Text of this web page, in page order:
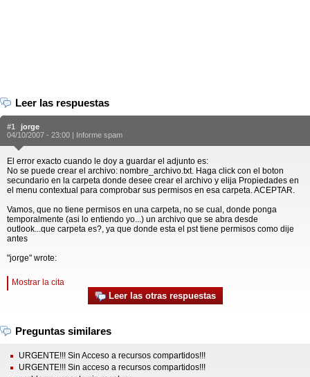
Leer las respuestas
#1
jorge
04/10/2007 - 23:00 | Informe spam
El error exacto cuando le doy a guardar el adjunto es:
No se puede crear el archivo: nombre_archivo.txt. Haga click con el boton
secundario en la carpeta donde desee crear el archivo y elija Propiedades en
el menu contextual para comprobar sus permisos en esa carpeta. ACEPTAR.
Vamos, que no tiene permisos en una carpeta, no se cual, donde ponga
temporalmente (asi lo entiendo yo...) un archivo que se abra desde
outlook...que carpeta es?, ya que donde esta el pst tiene permisos como dije
antes
"jorge" wrote:
Mostrar la cita
Leer las otras respuestas
Preguntas similares
URGENTE!!! Sin Acceso a recursos compartidos!!!
URGENTE!!! Sin acceso a recursos compartidos!!!